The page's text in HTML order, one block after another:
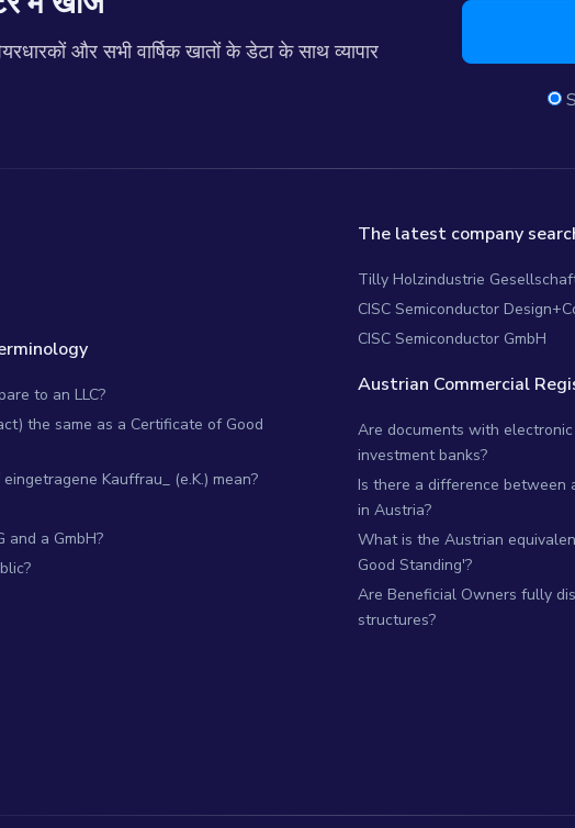
और सभी वार्षिक खातों के डेटा के साथ व्यापार
to an LLC?
the same as a Certificate of Good
Kauffrau_ (e.K.) mean?
a GmbH?
The latest company
Tilly Holzindustrie
CISC Semiconductor
CISC Semiconductor GmbH
Austrian Commercial
Are documents with
investment banks?
Is there a difference between
in Austria?
What is the Austrian
Good Standing'?
Are Beneficial Owners fully
structures?